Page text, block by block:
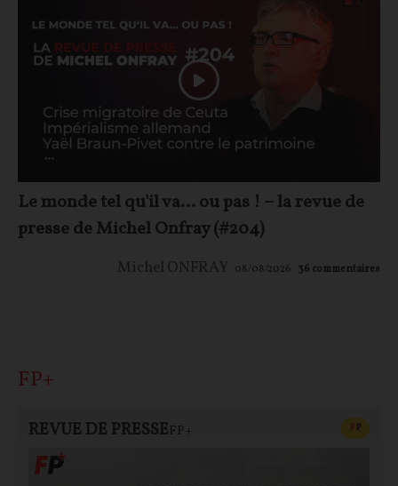
Le monde tel qu'il va… ou pas ! – la revue de
presse de Michel Onfray (#204)
Michel ONFRAY 08/08/2026 36 commentaires
FP+
REVUE DE PRESSEFP+ FP